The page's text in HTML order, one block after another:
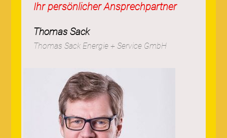
Ihr persönlicher Ansprechpartner
Thomas Sack
Thomas Sack Energie + Service GmbH